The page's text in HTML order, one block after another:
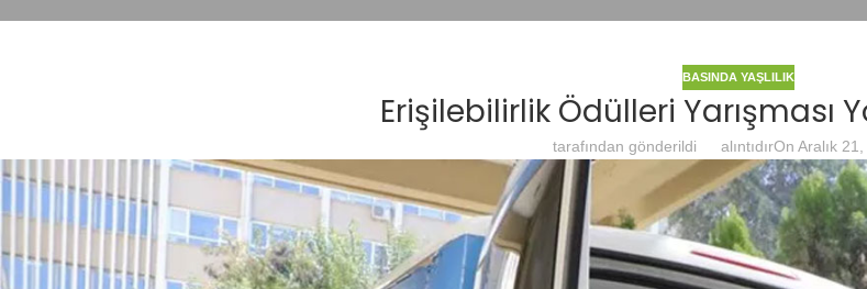
BASINDA YAŞLILIK
Erişilebilirlik Ödülleri Yarışması
tarafından gönderildi alıntıdırOn Aralık